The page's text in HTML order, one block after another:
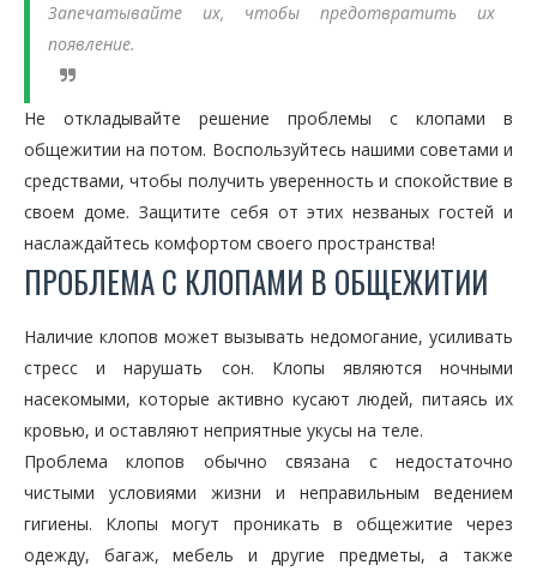
Запечатывайте их, чтобы предотвратить их
появление.
Не откладывайте решение проблемы с клопами в
общежитии на потом. Воспользуйтесь нашими советами и
средствами, чтобы получить уверенность и спокойствие в
своем доме. Защитите себя от этих незваных гостей и
наслаждайтесь комфортом своего пространства!
ПРОБЛЕМА С КЛОПАМИ В ОБЩЕЖИТИИ
Наличие клопов может вызывать недомогание, усиливать
стресс и нарушать сон. Клопы являются ночными
насекомыми, которые активно кусают людей, питаясь их
кровью, и оставляют неприятные укусы на теле.
Проблема клопов обычно связана с недостаточно
чистыми условиями жизни и неправильным ведением
гигиены. Клопы могут проникать в общежитие через
одежду, багаж, мебель и другие предметы, а также